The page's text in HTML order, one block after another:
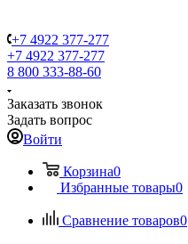
+7 4922 377-277
+7 4922 377-277
8 800 333-88-60
Заказать звонок
Задать вопрос
Войти
Корзина0
Избранные товары0
Сравнение товаров0